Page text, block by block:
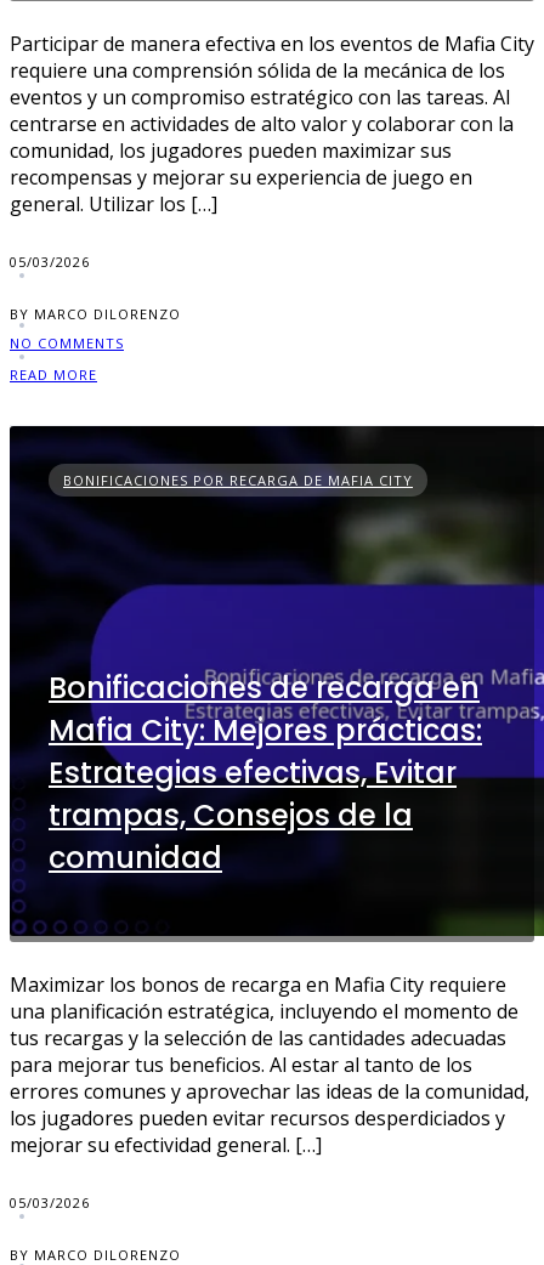
Participar de manera efectiva en los eventos de Mafia City
requiere una comprensión sólida de la mecánica de los
eventos y un compromiso estratégico con las tareas. Al
centrarse en actividades de alto valor y colaborar con la
comunidad, los jugadores pueden maximizar sus
recompensas y mejorar su experiencia de juego en
general. Utilizar los […]
05/03/2026
BY MARCO DILORENZO
NO COMMENTS
READ MORE
BONIFICACIONES POR RECARGA DE MAFIA CITY
Bonificaciones de recarga en
Mafia City: Mejores prácticas:
Estrategias efectivas, Evitar
trampas, Consejos de la
comunidad
Maximizar los bonos de recarga en Mafia City requiere
una planificación estratégica, incluyendo el momento de
tus recargas y la selección de las cantidades adecuadas
para mejorar tus beneficios. Al estar al tanto de los
errores comunes y aprovechar las ideas de la comunidad,
los jugadores pueden evitar recursos desperdiciados y
mejorar su efectividad general. […]
05/03/2026
BY MARCO DILORENZO